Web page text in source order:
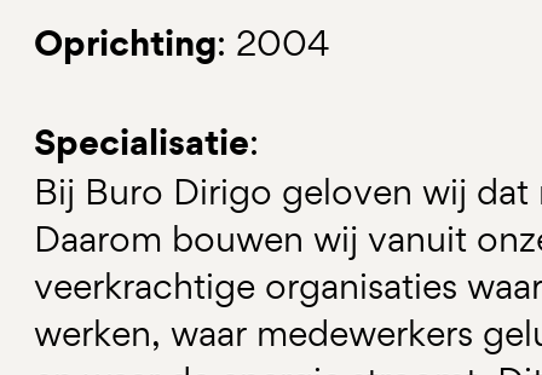
Oprichting: 2004
Specialisatie:
Bij Buro Dirigo geloven wij dat
Daarom bouwen wij vanuit
veerkrachtige organisaties
werken, waar medewerkers